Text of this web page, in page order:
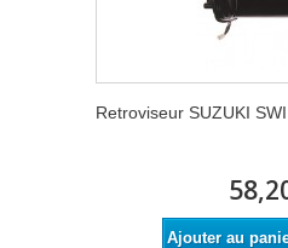
Retroviseur SUZUKI
Ajouter au